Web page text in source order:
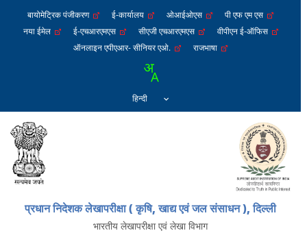
बायोमेट्रिक पंजीकरण ई-कार्यालय ओआईओएस
पी एफ एम एस
नया ईमेल
ई-एचआरएमएस सीएजी एचआरएमएस
वीपीएन ई-ऑफिस
ऑनलाइन एपीएआर- सीनियर एओ.
राजभाषा
प्रधान निदेशक लेखापरीक्षा ( कृषि, खाद्य एवं जल संसाधन ), दिल्ली
भारतीय लेखापरीक्षा एवं लेखा विभाग